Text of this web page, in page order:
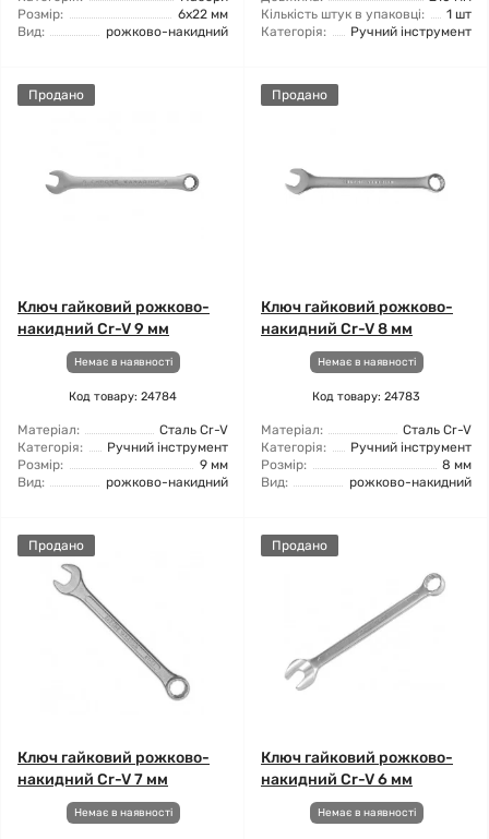
Розмір:
6x22 мм
Вид:
рожково-накидний
Кількість штук в упаковці:
1 шт
Категорія:
Ручний інструмент
Продано
Ключ гайковий рожково-
накидний Cr-V 9 мм
Немає в наявності
Код товару: 24784
Матеріал:
Сталь Cr-V
Категорія:
Ручний інструмент
Розмір:
9 мм
Вид:
рожково-накидний
Продано
Ключ гайковий рожково-
накидний Cr-V 8 мм
Немає в наявності
Код товару: 24783
Матеріал:
Сталь Cr-V
Категорія:
Ручний інструмент
Розмір:
8 мм
Вид:
рожково-накидний
Продано
Ключ гайковий рожково-
накидний Cr-V 7 мм
Немає в наявності
Продано
Ключ гайковий рожково-
накидний Cr-V 6 мм
Немає в наявності